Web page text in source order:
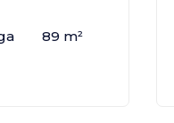
89 m²